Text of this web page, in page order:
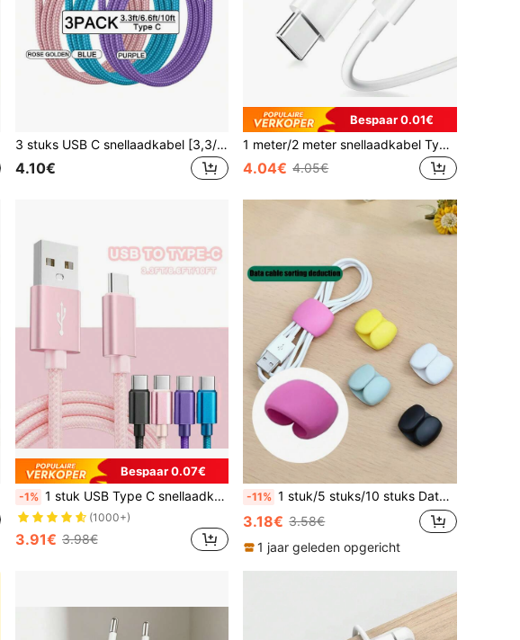
3 stuks USB C snellaadkabel [3,3/6,6/10 ft] USB A naar C nylon gevlochten oplaadkabel, C-poort datasynchronisatiekabel, compatibel met Samsung Galaxy A14 5G A13 A54 A53 S23 S22 Ultra S21 S20 A23 A24 A03 S7 Pro 6 Moto Android telefoon snellaadkabel
4.10€
Bespaar 0.01€
1 meter/2 meter snellaadkabel Type-C naar Lightning, compatibel met iPhone, zeer efficiënte datakabel, compatibel met iPhone 14 Pro Max/14 Pro/14 Plus/14/13/12/11/XS/XR/8/7/6/compatibel met de serie
4.04€ 4.05€
Bespaar 0.07€
-1% 1 stuk USB Type C snellaadkabel, nylon gevlochten 3.3ft/6.6ft/10ft USB A naar USB C oplaadkabel, compatibel met Samsung Galaxy S25 S24 S23 S22 S21
(1000+)
3.91€ 3.98€
-11% 1 stuk/5 stuks/10 stuks Datakabelopbergclip, stroomkabelwikkelapparaat, kabelorganizer voor huishoudelijke apparaten, reisorganizer voor datakabels
3.18€ 3.58€
1 jaar geleden opgericht